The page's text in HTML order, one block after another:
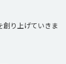
創り上げていきま